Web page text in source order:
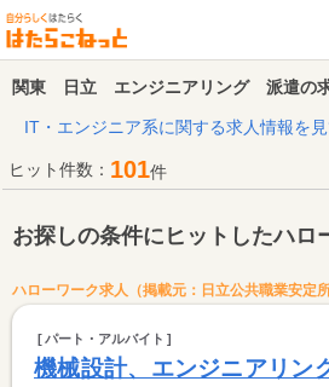
関東 日立 エンジニアリング 派遣の
IT・エンジニア系に関する求人情報を
ヒット件数： 101件
お探しの条件にヒットしたハロ
ハローワーク求人（掲載元：日立公共職業安定所
パート・アルバイト
機械設計、エンジニアリン